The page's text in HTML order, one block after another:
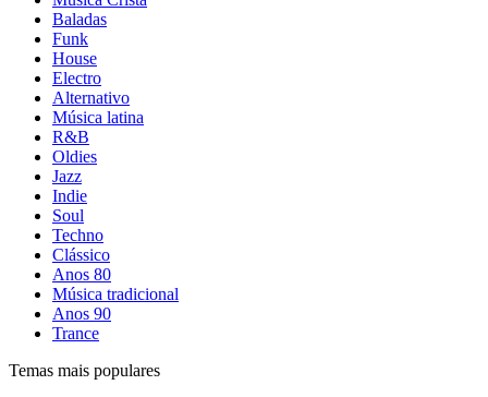
Baladas
Funk
House
Electro
Alternativo
Música latina
R&B
Oldies
Jazz
Indie
Soul
Techno
Clássico
Anos 80
Música tradicional
Anos 90
Trance
Temas mais populares